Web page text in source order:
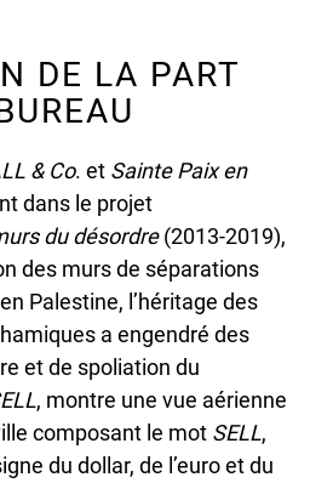
DE LA PART
& Co. et Sainte Paix en
dans le projet
du désordre(2013-2019),
des murs de séparations
Palestine, l’héritage des
a engendré des
et de spoliation du
, montre une vue aérienne
composant le mot SELL,
du dollar, de l’euro et du